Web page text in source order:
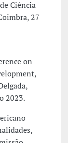
Ciência
27
on
2023.